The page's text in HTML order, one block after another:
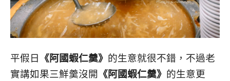
平假日 《阿國蝦仁羹》 的生意就很不錯，不過老
實講如果三鮮羹沒開 《阿國蝦仁羹》 的生意更